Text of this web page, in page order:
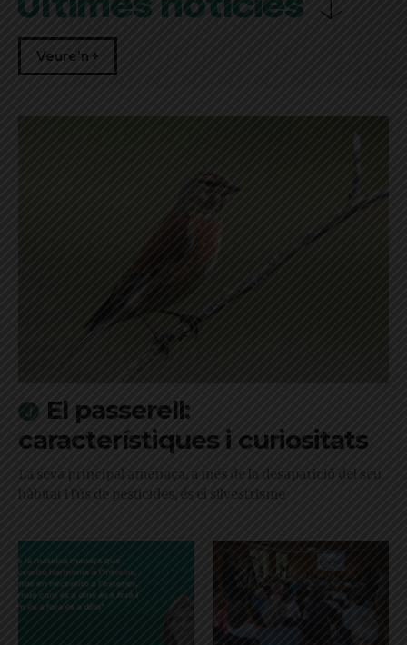
Veure'n +
El passerell:
característiques i curiositats
La seva principal amenaça, a més de la desaparició del seu
hàbitat i l'ús de pesticides, és el silvestrisme